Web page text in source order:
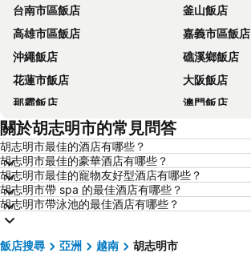
台南市區飯店
釜山飯店
高雄市區飯店
嘉義市區飯店
沖繩飯店
礁溪鄉飯店
花蓮市飯店
大阪飯店
那霸飯店
澳門飯店
新加坡飯店
京都飯店
恆春飯店
北投飯店
羅東市飯店
名古屋飯店
淡水區飯店
嘉義飯店
關於胡志明市的常見問答
胡志明市最佳的酒店有哪些？
胡志明市最佳的豪華酒店有哪些？
胡志明市最佳的寵物友好型酒店有哪些？
胡志明市帶 spa 的最佳酒店有哪些？
胡志明市帶泳池的最佳酒店有哪些？
飯店搜尋 亞洲 越南 胡志明市